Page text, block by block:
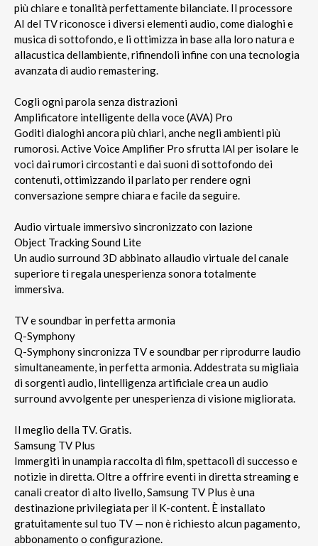
più chiare e tonalità perfettamente bilanciate. Il processore
AI del TV riconosce i diversi elementi audio, come dialoghi e
musica di sottofondo, e li ottimizza in base alla loro natura e
allacustica dellambiente, rifinendoli infine con una tecnologia
avanzata di audio remastering.
Cogli ogni parola senza distrazioni
Amplificatore intelligente della voce (AVA) Pro
Goditi dialoghi ancora più chiari, anche negli ambienti più
rumorosi. Active Voice Amplifier Pro sfrutta lAI per isolare le
voci dai rumori circostanti e dai suoni di sottofondo dei
contenuti, ottimizzando il parlato per rendere ogni
conversazione sempre chiara e facile da seguire.
Audio virtuale immersivo sincronizzato con lazione
Object Tracking Sound Lite
Un audio surround 3D abbinato allaudio virtuale del canale
superiore ti regala unesperienza sonora totalmente
immersiva.
TV e soundbar in perfetta armonia
Q-Symphony
Q-Symphony sincronizza TV e soundbar per riprodurre laudio
simultaneamente, in perfetta armonia. Addestrata su migliaia
di sorgenti audio, lintelligenza artificiale crea un audio
surround avvolgente per unesperienza di visione migliorata.
Il meglio della TV. Gratis.
Samsung TV Plus
Immergiti in unampia raccolta di film, spettacoli di successo e
notizie in diretta. Oltre a offrire eventi in diretta streaming e
canali creator di alto livello, Samsung TV Plus è una
destinazione privilegiata per il K-content. È installato
gratuitamente sul tuo TV — non è richiesto alcun pagamento,
abbonamento o configurazione.